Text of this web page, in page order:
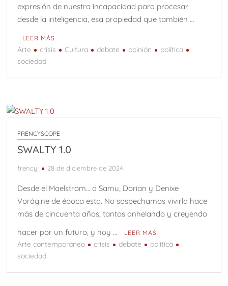
expresión de nuestra incapacidad para procesar
desde la inteligencia, esa propiedad que también …
LEER MÁS
Arte crisis Cultura debate opinión
política
sociedad
FRENCYSCOPE
SWALTY 1.0
frency 28 de diciembre de 2024
Desde el Maelström… a Samu, Dorian y Denixe
Vorágine de época esta. No sospechamos vivirla hace
más de cincuenta años, tantos anhelando y creyendo
hacer por un futuro, y hoy …
LEER MÁS
Arte contemporáneo crisis debate
política
sociedad